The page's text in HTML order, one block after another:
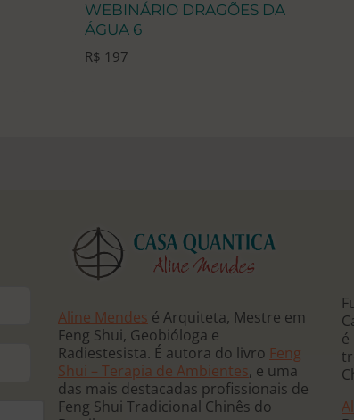
WEBINÁRIO DRAGÕES DA
ÁGUA 6
R$ 197
Aline Mendes é Arquiteta, Mestre em
Feng Shui, Geobióloga e
Radiestesista. É autora do livro Feng
Shui – Terapia de Ambientes, e uma
das mais destacadas profissionais de
Feng Shui Tradicional Chinês do
é